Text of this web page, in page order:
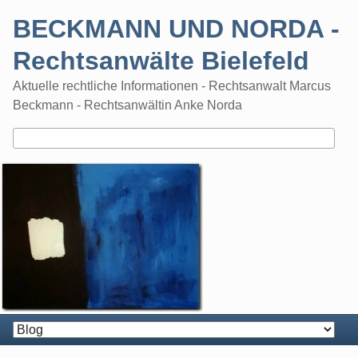
BECKMANN UND NORDA -
Rechtsanwälte Bielefeld
Aktuelle rechtliche Informationen - Rechtsanwalt Marcus
Beckmann - Rechtsanwältin Anke Norda